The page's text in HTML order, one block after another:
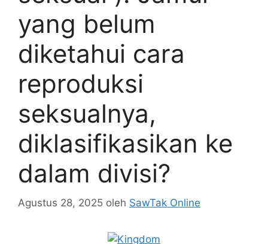
yang belum
diketahui cara
reproduksi
seksualnya,
diklasifikasikan ke
dalam divisi?
Agustus 28, 2025 oleh SawTak Online